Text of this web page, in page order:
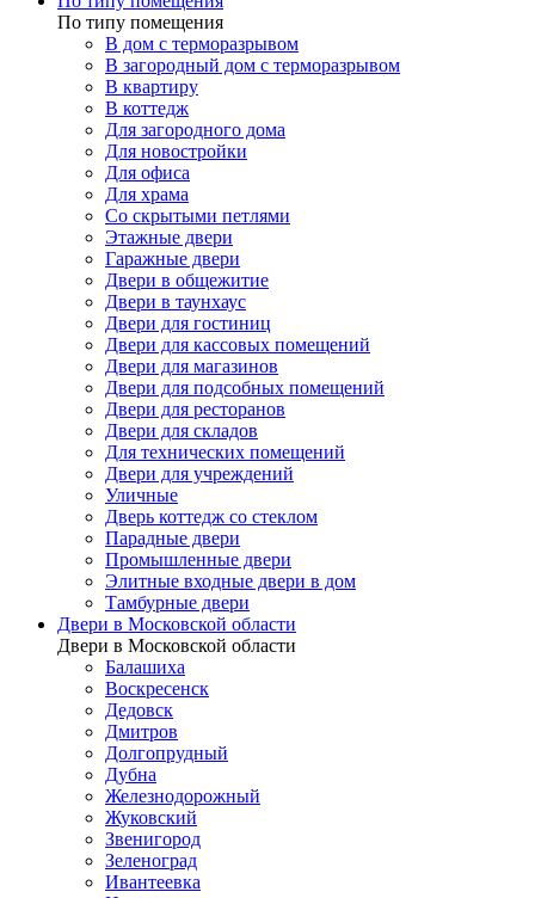
По типу помещения
В дом с терморазрывом
В загородный дом с терморазрывом
В квартиру
В коттедж
Для загородного дома
Для новостройки
Для офиса
Для храма
Со скрытыми петлями
Этажные двери
Гаражные двери
Двери в общежитие
Двери в таунхаус
Двери для гостиниц
Двери для кассовых помещений
Двери для магазинов
Двери для подсобных помещений
Двери для ресторанов
Двери для складов
Для технических помещений
Двери для учреждений
Уличные
Дверь коттедж со стеклом
Парадные двери
Промышленные двери
Элитные входные двери в дом
Тамбурные двери
Двери в Московской области
Двери в Московской области
Балашиха
Воскресенск
Дедовск
Дмитров
Долгопрудный
Дубна
Железнодорожный
Жуковский
Звенигород
Зеленоград
Ивантеевка